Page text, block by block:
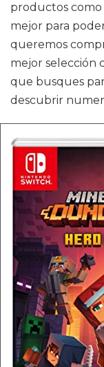
productos como
mejor para
queremos
mejor selección
que busques
descubrir